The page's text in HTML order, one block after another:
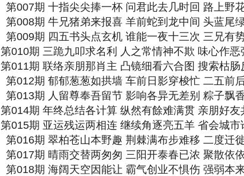
第007期 十指尖尖捧一杯 问君此去几时回 路上野
第008期 牛兄猪弟来报喜 羊前蛇到龙中间 头蓝尾
第009期 四五书头点玄机 谁能一夜十三次 三兄有
第010期 三跪九叩求名利 人之常情神不欺 味心作恶
第011期 联络亲朋那肖主 凸镜细看六合图 搜索枯肠
第012期 郁郁葱葱如拱墙 车前日影穿梭忙 二五前
第013期 人留尊奉吾留节 影响各异无差别 粽子飘
第014期 年终总结各计算 纵然有餘难满贯 亲朋好友
第015期 亚运残运两相连 继续角逐亮五羊 省会城市
第016期 翠柏苍山本野趣 荆棘满布步难移 二度迁
第017期 晴雨交替两匆匆 三阳开泰春已浓 聚散依
第018期 海阔天空因能让 霸气创业不惧伤 强弱本